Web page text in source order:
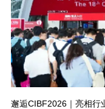
邂逅CIBF2026｜亮相行